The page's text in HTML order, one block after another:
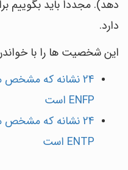
دهد). مجددا باید بگوییم
دارد.
این شخصیت ها را با
24 نشانه که
ENFP است
24 نشانه که
ENTP است